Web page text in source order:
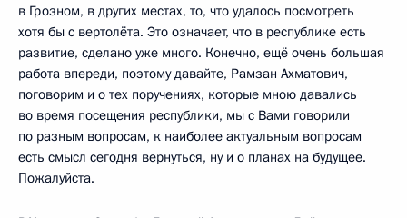
в Грозном, в других местах, то, что удалось посмотреть
хотя бы с вертолёта. Это означает, что в республике есть
развитие, сделано уже много. Конечно, ещё очень большая
работа впереди, поэтому давайте, Рамзан Ахматович,
поговорим и о тех поручениях, которые мною давались
во время посещения республики, мы с Вами говорили
по разным вопросам, к наиболее актуальным вопросам
есть смысл сегодня вернуться, ну и о планах на будущее.
Пожалуйста.